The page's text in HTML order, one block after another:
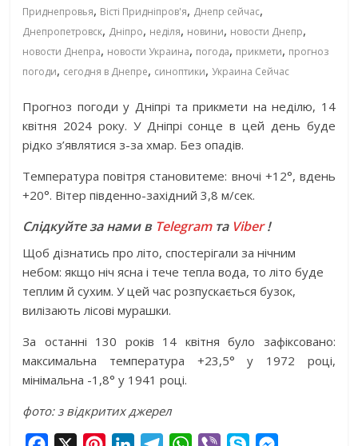
Приднепровья, Вісті Придніпров'я, Днепр сейчас,
Днепропетровск, Дніпро, неділя, новини, новости Днепр,
новости Днепра, новости Украина, погода, прикмети, прогноз
погоди, сегодня в Днепре, синоптики, Украина Сейчас
Прогноз погоди у Дніпрі та прикмети на неділю, 14
квітня 2024 року. У Дніпрі сонце в цей день буде
рідко з’являтися з-за хмар. Без опадів.
Температура повітря становитеме: вночі +12°, вдень
+20°. Вітер південно-західний 3,8 м/сек.
Слідкуйте за нами в Telegramта Viber!
Щоб дізнатись про літо, спостерігали за нічним
небом: якщо ніч ясна і тече тепла вода, то літо буде
теплим й сухим. У цей час розпускається бузок,
вилізають лісові мурашки.
За останні 130 років 14 квітня було зафіксовано:
максимальна температура +23,5° у 1972 році,
мінімальна -1,8° у 1941 році.
фото: з відкритих джерел